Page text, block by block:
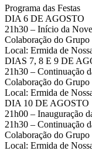
Programa das Festas
DIA 6 DE AGOSTO
21h30 – Início da
Colaboração do Grupo
Local: Ermida de
DIAS 7, 8 E 9 DE
21h30 – Continuação
Colaboração do Grupo
Local: Ermida de
DIA 10 DE AGOSTO
21h00 – Inauguração
21h30 – Continuação
Colaboração do Grupo
Local: Ermida de